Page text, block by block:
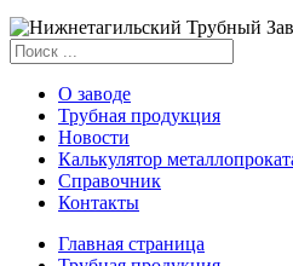
О заводе
Трубная продукция
Новости
Калькулятор
Справочник
Контакты
Главная страница